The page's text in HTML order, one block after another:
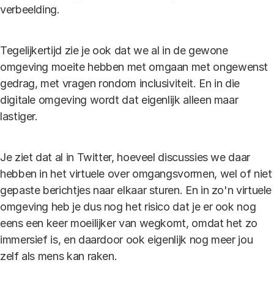
verbeelding.
Tegelijkertijd zie je ook dat we al in de gewone
omgeving moeite hebben met omgaan met ongewenst
gedrag, met vragen rondom inclusiviteit. En in die
digitale omgeving wordt dat eigenlijk alleen maar
lastiger.
Je ziet dat al in Twitter, hoeveel discussies we daar
hebben in het virtuele over omgangsvormen, wel of niet
gepaste berichtjes naar elkaar sturen. En in zo'n virtuele
omgeving heb je dus nog het risico dat je er ook nog
eens een keer moeilijker van wegkomt, omdat het zo
immersief is, en daardoor ook eigenlijk nog meer jou
zelf als mens kan raken.